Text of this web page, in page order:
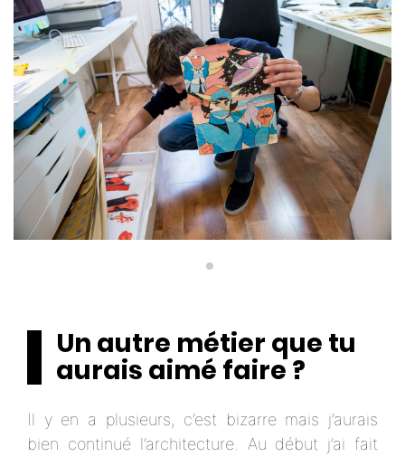
Un autre métier que tu
aurais aimé faire ?
Il y en a plusieurs, c’est bizarre mais j’aurais
bien continué l’architecture. Au début j’ai fait